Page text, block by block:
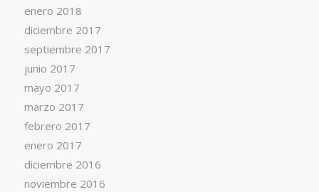
enero 2018
diciembre 2017
septiembre 2017
junio 2017
mayo 2017
marzo 2017
febrero 2017
enero 2017
diciembre 2016
noviembre 2016